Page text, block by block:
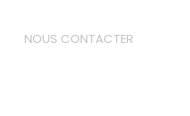
NOUS CONTACTER